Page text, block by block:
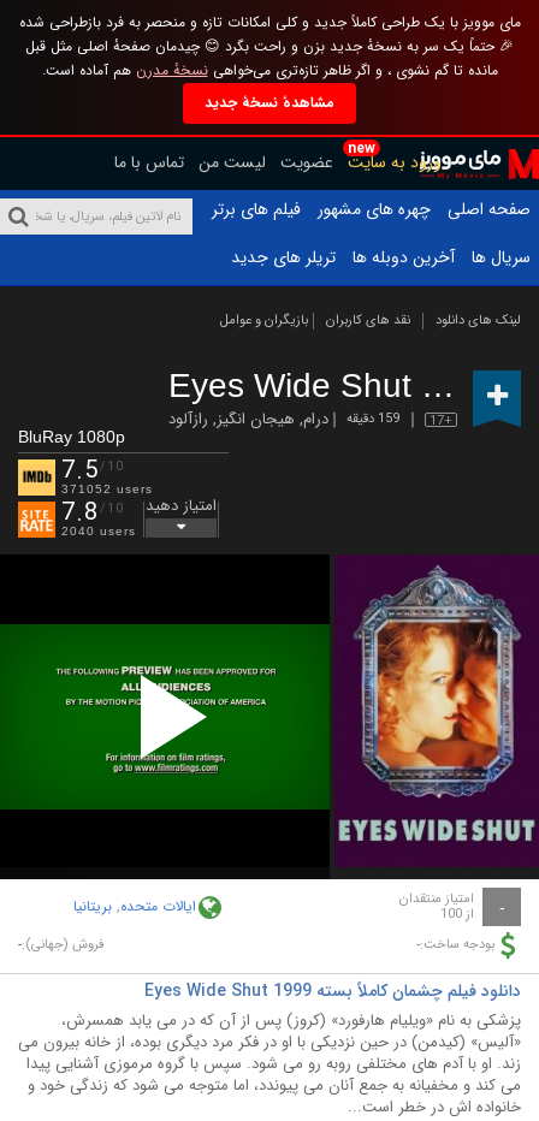
مای موویز با یک طراحی کاملاً جدید و کلی امکانات تازه و منحصر به فرد بازطراحی شده
🎉 حتماً یک سر به نسخهٔ جدید بزن و راحت بگرد 😊 چیدمان صفحهٔ اصلی مثل قبل
مانده تا گم نشوی ، و اگر ظاهر تازه‌تری می‌خواهینسخهٔ مدرن هم آماده است.
مشاهدهٔ نسخهٔ جدید
new
ورود به سایت عضویت لیست من تماس با ما
صفحه اصلی
چهره های مشهور
فیلم های برتر
سریال ها
آخرین دوبله ها تریلر های جدید
لینک های دانلود نقد های کاربران بازیگران و عوامل
Eyes Wide Shut
(1999)
17+ 159 دقیقه درام, هیجان انگیز, رازآلود
BluRay 1080p
7.5/10
371052 users
7.8 /10
2040 users
امتیاز دهید
Play
Video
- امتیاز منتقدان
از 100 ایالات متحده, بریتانیا
بودجه ساخت:- فروش (جهانی):-
دانلود فیلم چشمان کاملاً بسته Eyes Wide Shut 1999
پزشکی به نام «ویلیام هارفورد» (کروز) پس از آن که در می یابد همسرش،
«آلیس» (کیدمن) در حین نزدیکی با او در فکر مرد دیگری بوده، از خانه بیرون می
زند. او با آدم های مختلفی روبه رو می شود. سپس با گروه مرموزی آشنایی پیدا
می کند و مخفیانه به جمع آنان می پیوندد، اما متوجه می شود که زندگی خود و
خانواده اش در خطر است...